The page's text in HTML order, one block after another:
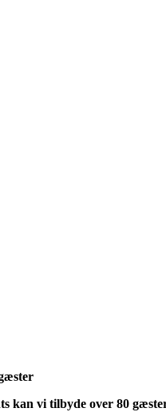
kan vi tilbyde over 80